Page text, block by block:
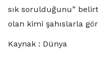
sık sorulduğunu”
olan kimi şahıslarla
Kaynak : Dünya